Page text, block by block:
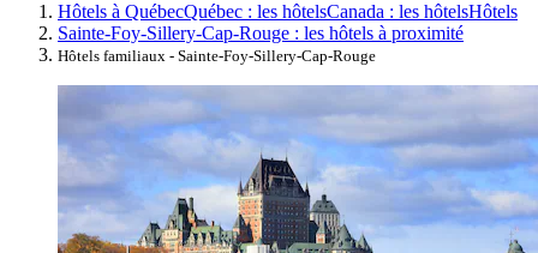
Hôtels à QuébecQuébec : les hôtelsCanada : les hôtelsHôtels
Sainte-Foy-Sillery-Cap-Rouge : les hôtels à proximité
Hôtels familiaux - Sainte-Foy-Sillery-Cap-Rouge